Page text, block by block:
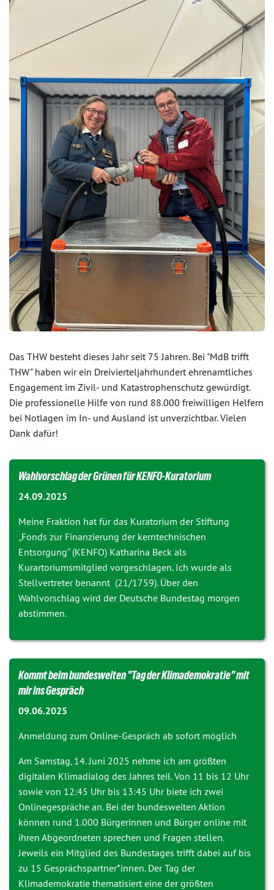
Das THW besteht dieses Jahr seit 75 Jahren. Bei "MdB trifft
THW" haben wir ein Dreivierteljahrhundert ehrenamtliches
Engagement im Zivil- und Katastrophenschutz gewürdigt.
Die professionelle Hilfe von rund 88.000 freiwilligen Helfern
bei Notlagen im In- und Ausland ist unverzichtbar. Vielen
Dank dafür!
Wahlvorschlag der Grünen für KENFO-Kuratorium
24.09.2025
Meine Fraktion hat für das Kuratorium der Stiftung
„Fonds zur Finanzierung der kerntechnischen
Entsorgung“ (KENFO) Katharina Beck als
Kurartoriumsmitglied vorgeschlagen. Ich wurde als
Stellvertreter benannt (21/1759). Über den
Wahlvorschlag wird der Deutsche Bundestag morgen
abstimmen.
Kommt beim bundesweiten "Tag der Klimademokratie" mit
mir ins Gespräch
09.06.2025
Anmeldung zum Online-Gespräch ab sofort möglich
Am Samstag, 14. Juni 2025 nehme ich am größten
digitalen Klimadialog des Jahres teil. Von 11 bis 12 Uhr
sowie von 12:45 Uhr bis 13:45 Uhr biete ich zwei
Onlinegespräche an. Bei der bundesweiten Aktion
können rund 1.000 Bürgerinnen und Bürger online mit
ihren Abgeordneten sprechen und Fragen stellen.
Jeweils ein Mitglied des Bundestages trifft dabei auf bis
zu 15 Gesprächspartner*innen. Der Tag der
Klimademokratie thematisiert eine der größten